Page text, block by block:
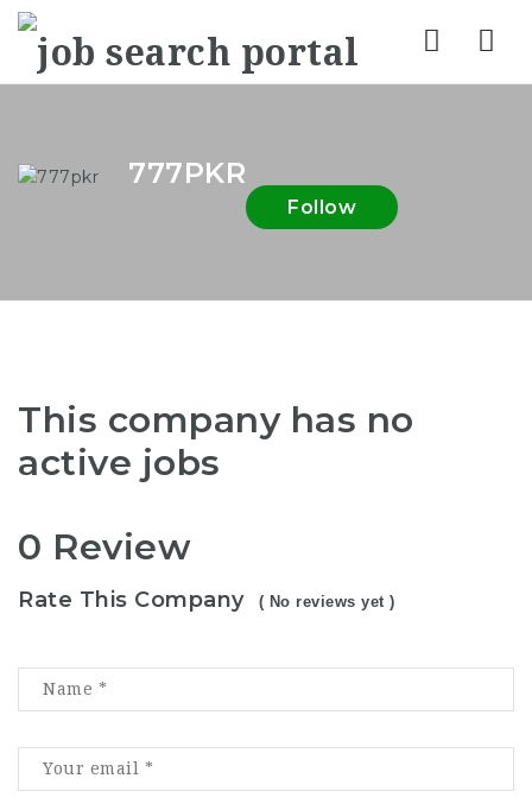
777PKR
Follow
This company has no
active jobs
0 Review
Rate This Company ( No reviews yet )